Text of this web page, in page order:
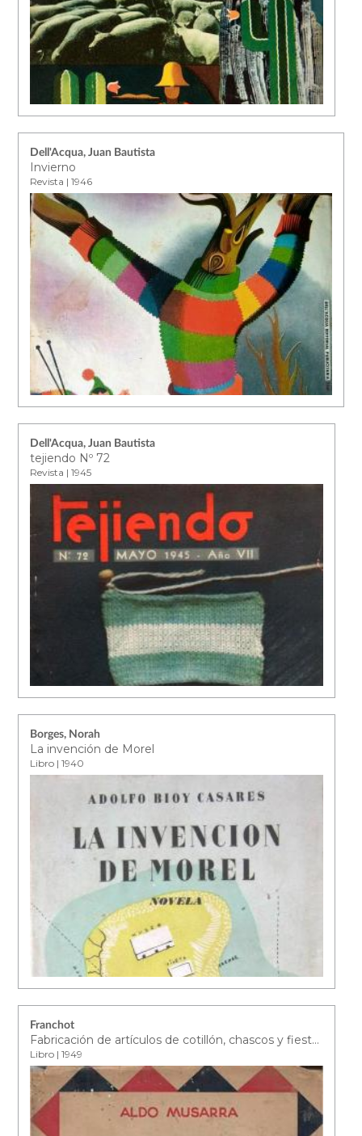
Dell'Acqua, Juan Bautista
Invierno
Revista | 1946
Dell'Acqua, Juan Bautista
tejiendo Nº 72
Revista | 1945
Borges, Norah
La invención de Morel
Libro | 1940
Franchot
Fabricación de artículos de cotillón, chascos y fiestas infantiles
Libro | 1949